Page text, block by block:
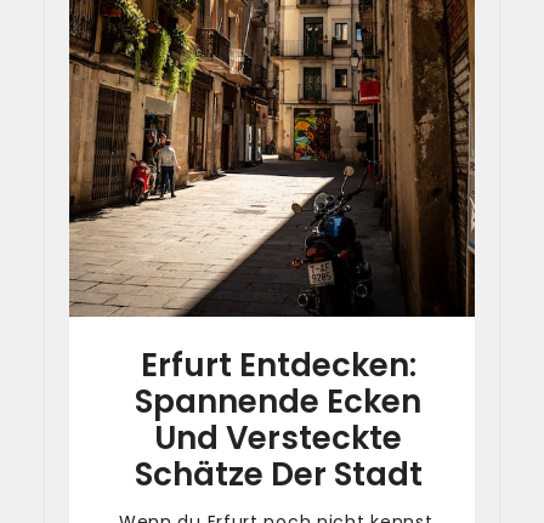
Erfurt Entdecken:
Spannende Ecken
Und Versteckte
Schätze Der Stadt